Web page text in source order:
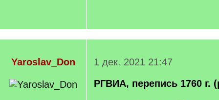
Yaroslav_Don
1 дек. 2021 21:47
РГВИА, перепись 1760 г.